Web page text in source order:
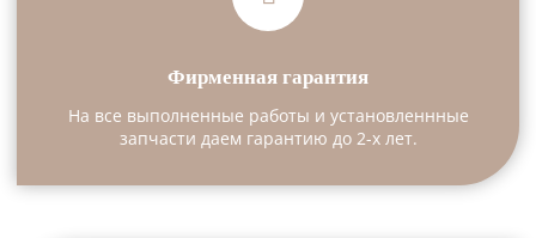
Фирменная гарантия
На все выполненные работы и установленнные
запчасти даем гарантию до 2-х лет.